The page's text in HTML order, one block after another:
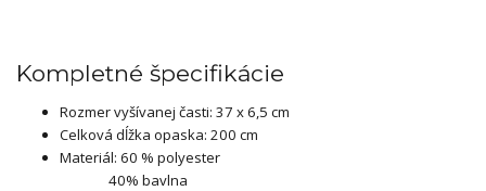
Kompletné špecifikácie
Rozmer vyšívanej časti: 37 x 6,5 cm
Celková dĺžka opaska: 200 cm
Materiál: 60 % polyester
40% bavlna